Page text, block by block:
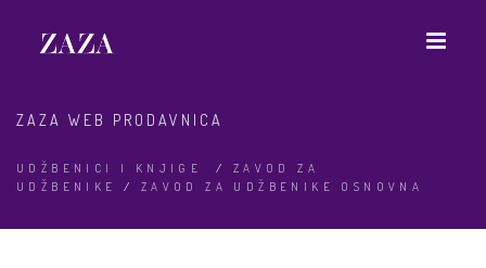
ZAZA WEB PRODAVNICA
UDŽBENICI I KNJIGE / ZAVOD ZA
UDŽBENIKE
/ ZAVOD ZA UDŽBENIKE OSNOVNA